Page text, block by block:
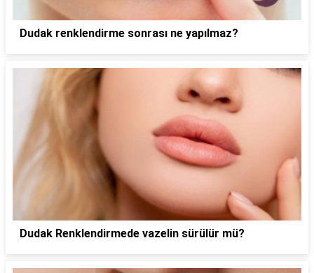
Dudak renklendirme sonrası ne yapılmaz?
Dudak Renklendirmede vazelin sürülür mü?